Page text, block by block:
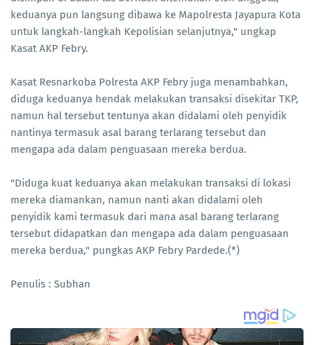
keduanya pun langsung dibawa ke Mapolresta Jayapura Kota
untuk langkah-langkah Kepolisian selanjutnya," ungkap
Kasat AKP Febry.
Kasat Resnarkoba Polresta AKP Febry juga menambahkan,
diduga keduanya hendak melakukan transaksi disekitar TKP,
namun hal tersebut tentunya akan didalami oleh penyidik
nantinya termasuk asal barang terlarang tersebut dan
mengapa ada dalam penguasaan mereka berdua.
"Diduga kuat keduanya akan melakukan transaksi di lokasi
mereka diamankan, namun nanti akan didalami oleh
penyidik kami termasuk dari mana asal barang terlarang
tersebut didapatkan dan mengapa ada dalam penguasaan
mereka berdua," pungkas AKP Febry Pardede.(*)
Penulis : Subhan